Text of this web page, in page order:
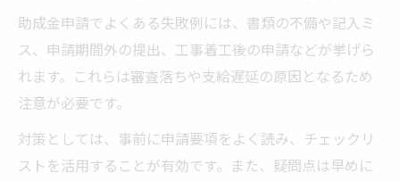
助成金申請でよくある失敗例には、書類の不備や記入ミ
ス、申請期間外の提出、工事着工後の申請などが挙げら
れます。これらは審査落ちや支給遅延の原因となるため
注意が必要です。
対策としては、事前に申請要項をよく読み、チェックリ
ストを活用することが有効です。また、疑問点は早めに